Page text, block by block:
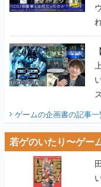
ゲームの企画書の記事一
若ゲのいたり〜ゲー